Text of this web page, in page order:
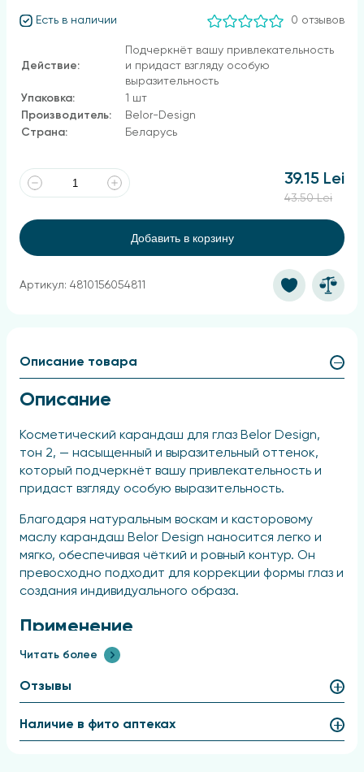
Есть в наличии 0 отзывов
Действие:
Подчеркнёт вашу привлекательность
и придаст взгляду особую
выразительность
Упаковка:
1 шт
Производитель:
Belor-Design
Страна:
Беларусь
39.15 Lei
43.50 Lei
Добавить в корзину
Артикул: 4810156054811
Описание товара
Описание
Косметический карандаш для глаз Belor Design,
тон 2, — насыщенный и выразительный оттенок,
который подчеркнёт вашу привлекательность и
придаст взгляду особую выразительность.
Благодаря натуральным воскам и касторовому
маслу карандаш Belor Design наносится легко и
мягко, обеспечивая чёткий и ровный контур. Он
превосходно подходит для коррекции формы глаз и
создания индивидуального образа.
Применение
Наносите контур с учётом формы глаз. Для точной
прорисовки не проводите одну непрерывную
внутреннего уголка глаза к внешнему.
Читать более
Отзывы
Наличие в фито аптеках